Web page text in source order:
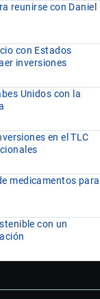
reunirse con Daniel
con Estados
inversiones
Unidos con la
en el TLC
medicamentos para
con un